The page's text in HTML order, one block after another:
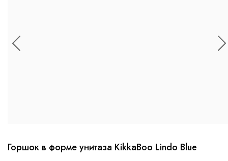
Горшок в форме унитаза KikkaBoo Lindo Blue